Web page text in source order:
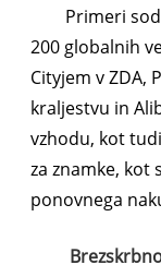
Primeri
200 globalnih
Cityjem v ZDA,
kraljestvu in
vzhodu, kot
za znamke, kot
ponovnega